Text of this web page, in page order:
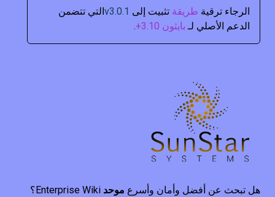
الرجاء ترقية طريقة تثبيت إلى v3.0.1التي تتضمن
الدعم الأصلي لـ بايثون 3.10+ .
هل تبحث عن أفضل وأمان وأسرع موحد